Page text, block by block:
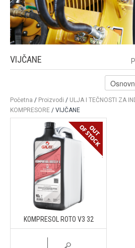
VIJČANE
Početna / Proizvodi / ULJA I TEČNOSTI ZA
KOMPRESORE / VIJČANE
KOMPRESOL ROTO V3 32